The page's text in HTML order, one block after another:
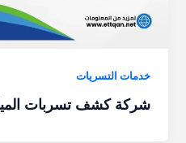
خدمات التسريات
شركة كشف تسربات